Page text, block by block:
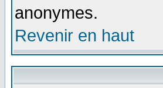
anonymes.
Revenir en haut